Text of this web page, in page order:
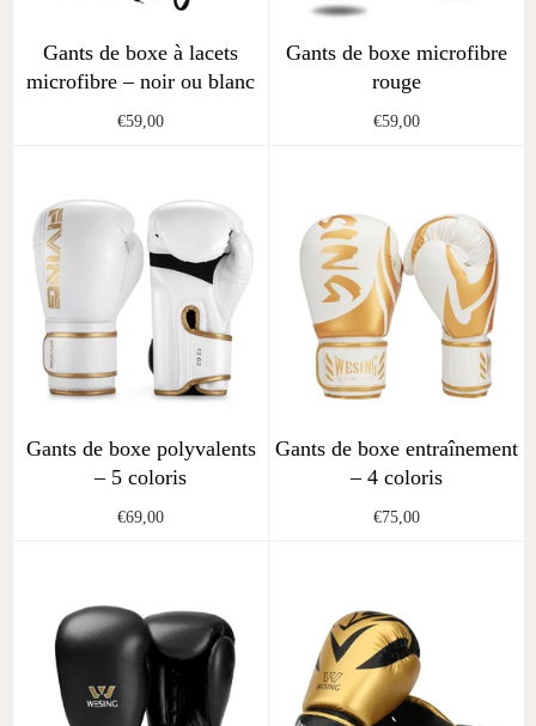
Gants de boxe à lacets
microfibre – noir ou blanc
Regular
€59,00
Gants de boxe microfibre
rouge
Regular
€59,00
Gants de boxe polyvalents
– 5 coloris
Regular
€69,00
Gants de boxe entraînement
– 4 coloris
Regular
€75,00